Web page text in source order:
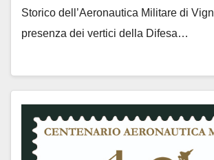
Storico dell’Aeronautica Militare di
presenza dei vertici della Difesa…